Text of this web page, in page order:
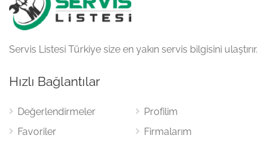
Servis Listesi Türkiye size en yakın servis bilgisini ulaştırır.
Hızlı Bağlantılar
Değerlendirmeler
Favoriler
Profilim
Firmalarım